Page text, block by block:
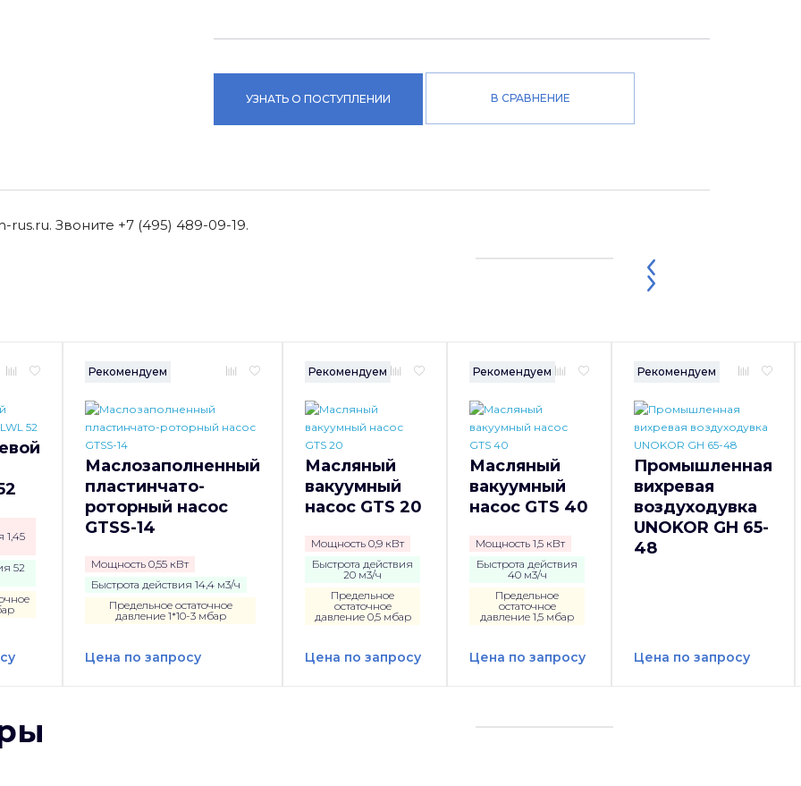
УЗНАТЬ О ПОСТУПЛЕНИИ В СРАВНЕНИЕ
Звоните +7 (495) 489-09-19.
1,45
52
Рекомендуем
Маслозаполненный
пластинчато-
роторный насос
GTSS-14
Мощность 0,55 кВт
Быстрота действия 14,4 м3/ч
Предельное остаточное
давление 1*10-3 мбар
Цена по запросу
Рекомендуем
Масляный
вакуумный
насос GTS 20
Мощность 0,9 кВт
Быстрота действия
20 м3/ч
Предельное
остаточное
давление 0,5 мбар
Цена по запросу
Рекомендуем
Масляный
вакуумный
насос GTS 40
Мощность 1,5 кВт
Быстрота действия
40 м3/ч
Предельное
остаточное
давление 1,5 мбар
Цена по запросу
Рекомендуем
Промышленная
вихревая
воздуходувка
UNOKOR GH 65-
48
Цена по запросу